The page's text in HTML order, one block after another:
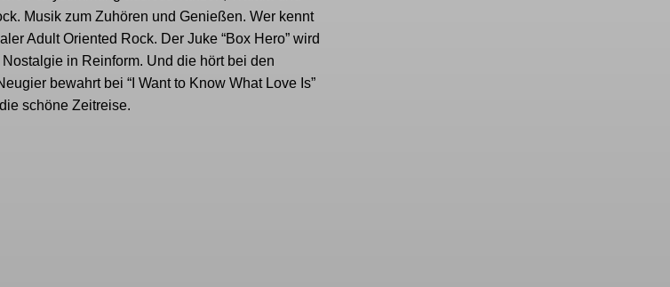
Musik zum Zuhören und Genießen. Wer kennt
Adult Oriented Rock. Der Juke “Box Hero” wird
in Reinform. Und die hört bei den
bewahrt bei “I Want to Know What Love Is”
schöne Zeitreise.